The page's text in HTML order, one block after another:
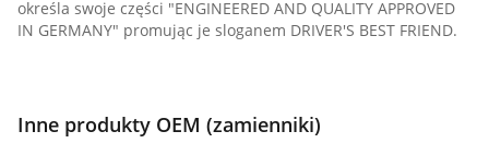
określa swoje części "ENGINEERED AND QUALITY APPROVED
IN GERMANY" promując je sloganem DRIVER'S BEST FRIEND.
Inne produkty OEM (zamienniki)